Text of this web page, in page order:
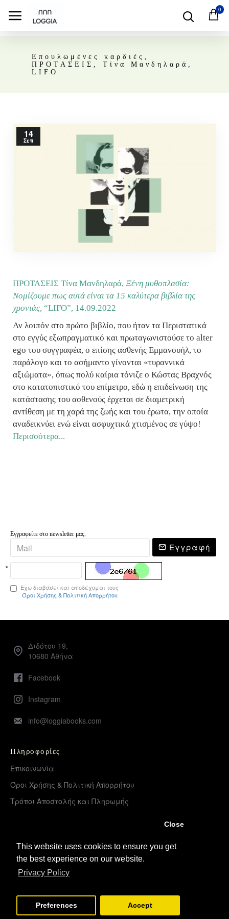
This website uses cookies to ensure you get
the best experience on our website.
Privacy Policy
Close
Preferences Accept
0
Επουλωμένες καρδιές,
ΠΡΟΤΑΣΕΙΣ, Τίνα Μανδηλαρά,
LIFO
14
Σεπ
ΠΡΟΤΑΣΕΙΣ Τίνα Μανδηλαρά, Ξένη μυθοπλασία:
Νομίζουμε πως αυτά είναι τα 15 καλύτερα βιβλία της
χρονιάς, “LIFO”, 14.09.2022
Αν λοιπόν στο πρώτο βιβλίο, που ήταν τα Περιστατικά
στο εγγύς εξωπραγματικό και πρωταγωνιστούσε το alter
ego του συγγραφέα, ο επίσης ασθενής Εμμανουήλ, το
παράλογο και το ασήμαντο γίνονται «τυραννικά
αξιώματα», όπως πολύ καίρια τόνιζε ο Κώστας Βραχνός
στο κατατοπιστικό του επίμετρο, εδώ η επιδείνωση της
κατάστασης του ασθενούς έρχεται σε διαμετρική
αντίθεση με τη χαρά της ζωής και του έρωτα, την οποία
αναδεικνύει ενώ είναι ασφυχτικά χτισμένος σε γύψο!
Περισσότερα...
Εγγραφείτε στο newsletter μας.
Εγγραφή
Έχω διαβάσει και αποδέχομαι τους
Όροι Χρήσης & Πολιτική Απορρήτου
Διδότου 19,
10680 Αθήνα
Facebook
Instagram
info@loggiabooks.com
Πληροφορίες
Επικοινωνία
Όροι Χρήσης & Πολιτική Απορρήτου
Τρόποι Αποστολής και Πληρωμής
Λογαριασμός
Εγγραφή